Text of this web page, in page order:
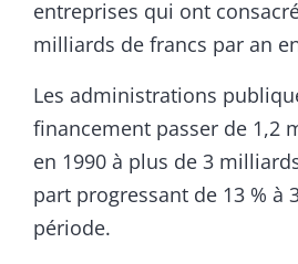
entreprises qui ont
milliards de francs par an
Les administrations
financement passer de 1,2
en 1990 à plus de 3
part progressant de 13 % à
période.